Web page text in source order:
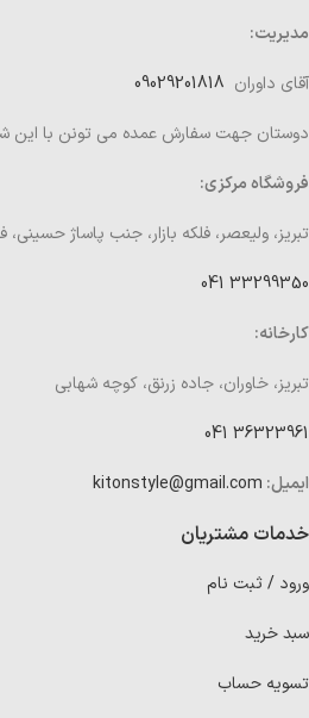
مدیریت:
آقای داوران
دوستان جهت سفارش عمده می تونن با این
فروشگاه مرکزی:
تبریز، ولیعصر، فلکه بازار، جنب پاساژ حسینی،
33299350 041
کارخانه:
تبریز، خاوران، جاده زرنق، کوچه شهابی
36323961 041
ایمیل: kitonstyle@gmail.com
خدمات مشتریان
ورود / ثبت نام
سبد خرید
تسویه حساب